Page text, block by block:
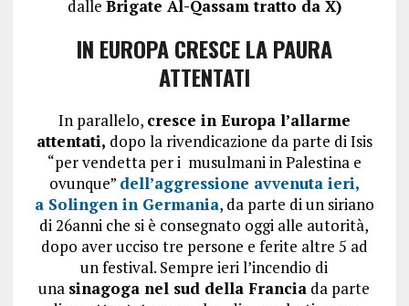
dalle Brigate Al-Qassam tratto da X)
IN EUROPA CRESCE LA PAURA
ATTENTATI
In parallelo, cresce in Europa l’allarme
attentati, dopo la rivendicazione da parte di Isis
“per vendetta per i musulmani in Palestina e
ovunque” dell’aggressione avvenuta ieri,
a Solingenin Germania, da parte di un siriano
di 26anni che si è consegnato oggi alle autorità,
dopo aver ucciso tre persone e ferite altre 5 ad
un festival. Sempre ieri l’incendio di
una sinagoga nel sud della Francia da parte